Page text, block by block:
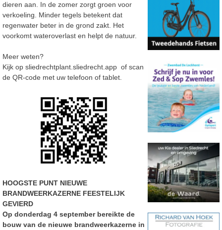
dieren aan. In de zomer zorgt groen voor
verkoeling. Minder tegels betekent dat
regenwater beter in de grond zakt. Het
voorkomt wateroverlast en helpt de natuur.
Meer weten?
Kijk op sliedrechtplant.sliedrecht.app of scan
de QR-code met uw telefoon of tablet.
HOOGSTE PUNT NIEUWE
BRANDWEERKAZERNE FEESTELIJK
GEVIERD
Op donderdag 4 september bereikte de
bouw van de nieuwe brandweerkazerne in